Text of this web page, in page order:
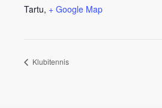
Tartu, + Google Map
Klubitennis